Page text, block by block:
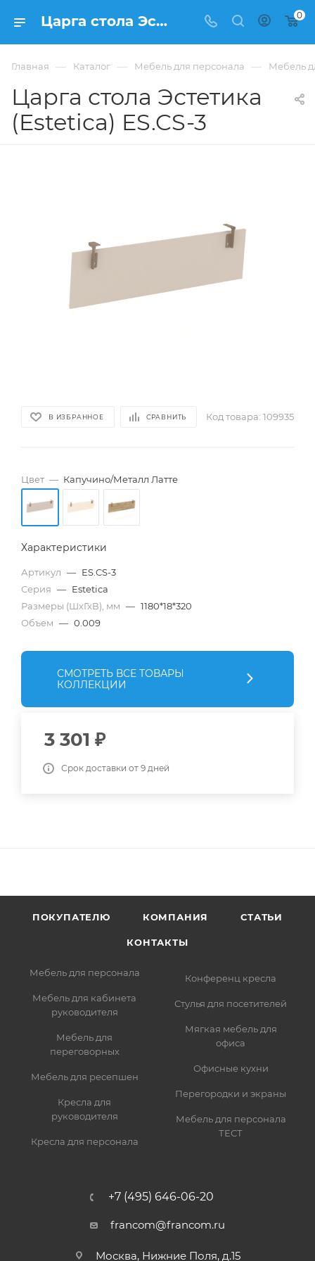
Царга стола Эстетика (Estetica) ES.CS-3 купить в Москве, цена 3 301 ₽. - интернет-магазин ФРАНКОМ 0
Главная — Каталог — Мебель для персонала — Мебель
Царга стола Эстетика
(Estetica) ES.CS-3
В ИЗБРАННОЕ СРАВНИТЬ Код товара: 109935
Цвет — Капучино/Металл Латте
Характеристики
Артикул — ES.CS-3
Серия — Estetica
Размеры (ШхГхВ), мм — 1180*18*320
Объем — 0.009
СМОТРЕТЬ ВСЕ ТОВАРЫ
КОЛЛЕКЦИИ
3 301 ₽
Срок доставки от 9 дней
ПОКУПАТЕЛЮ КОМПАНИЯ СТАТЬИ
КОНТАКТЫ
Мебель для персонала
Мебель для кабинета
руководителя
Мебель для
переговорных
Мебель для ресепшен
Кресла для
руководителя
Кресла для персонала
Конференц кресла
Стулья для посетителей
Мягкая мебель для
офиса
Офисные кухни
Перегородки и экраны
Мебель для персонала
ТЕСТ
+7 (495) 646-06-20
francom@francom.ru
Москва, Нижние Поля, д.15